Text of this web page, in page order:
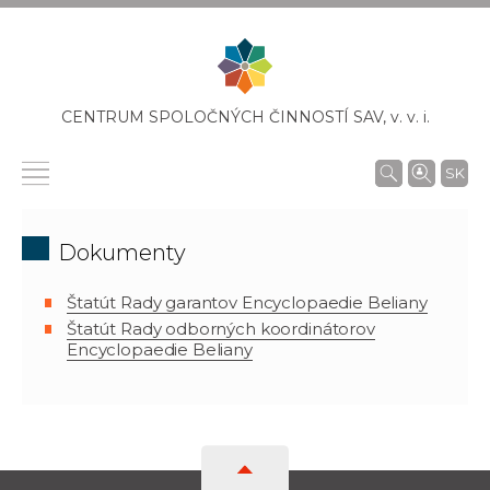
CENTRUM SPOLOČNÝCH ČINNOSTÍ SAV, v. v. i.
SK
Dokumenty
Štatút Rady garantov Encyclopaedie Beliany
Štatút Rady odborných koordinátorov
Encyclopaedie Beliany